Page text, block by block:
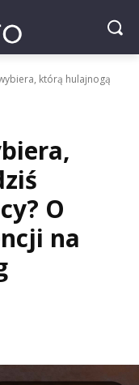
którą hulajnogą
O
na